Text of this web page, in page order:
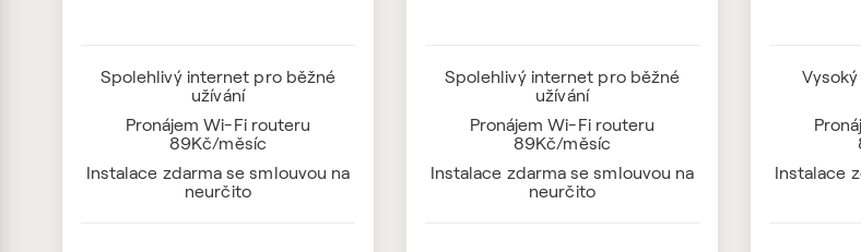
Spolehlivý internet pro běžné
užívání
Pronájem Wi-Fi routeru
89Kč/měsíc
Instalace zdarma se smlouvou na
neurčito
Spolehlivý internet pro běžné
užívání
Pronájem Wi-Fi routeru
89Kč/měsíc
Instalace zdarma se smlouvou na
neurčito
Instalace